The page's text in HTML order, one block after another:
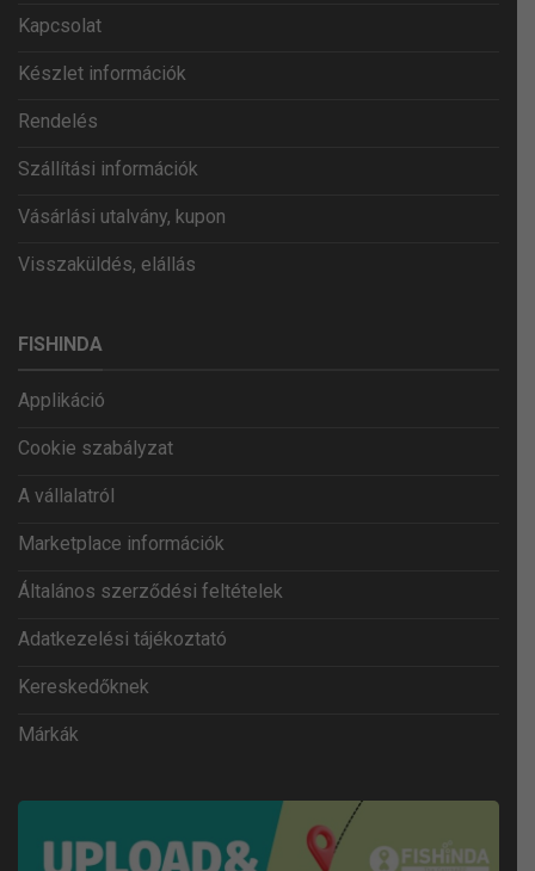
Kapcsolat
Készlet információk
Rendelés
Szállítási információk
Vásárlási utalvány, kupon
Visszaküldés, elállás
FISHINDA
Applikáció
Cookie szabályzat
A vállalatról
Marketplace információk
Általános szerződési feltételek
Adatkezelési tájékoztató
Kereskedőknek
Márkák